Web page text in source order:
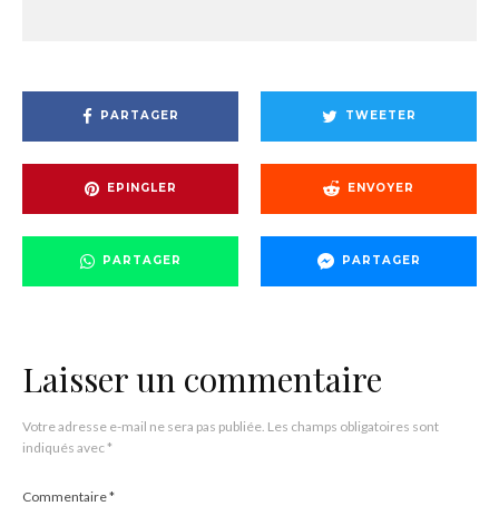
PARTAGER TWEETER
EPINGLER ENVOYER
PARTAGER PARTAGER
Laisser un commentaire
Votre adresse e-mail ne sera pas publiée. Les champs obligatoires sont
indiqués avec*
Commentaire*